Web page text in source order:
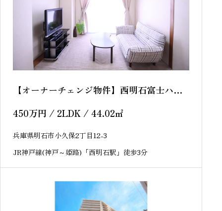
【オーナーチェンジ物件】西明石富士ハイ
ツ
450万円 / 2LDK / 44.02㎡
兵庫県明石市小久保2丁目12-3
JR神戸線(神戸～姫路)「西明石駅」徒歩3分